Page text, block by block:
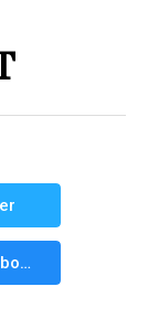
Facebook Messenger